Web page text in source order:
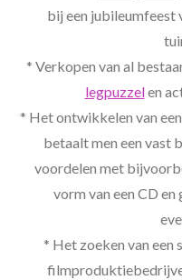
bij een
* Verkopen van al
legpuzzelen
* Het ontwikkelen van
betaalt men een vast
voordelen met
vorm van een CD
* Het zoeken van een